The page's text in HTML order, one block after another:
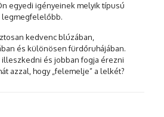
egyedi igényeinek melyik típusú
kedvenc blúzában,
és különösen fürdőruhájában.
és jobban fogja érezni
azzal, hogy „felemelje” a lelkét?